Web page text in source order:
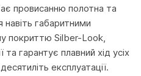
провисанню полотна та
габаритними
покриттю Silber-Look,
та гарантує плавний хід усіх
експлуатації.